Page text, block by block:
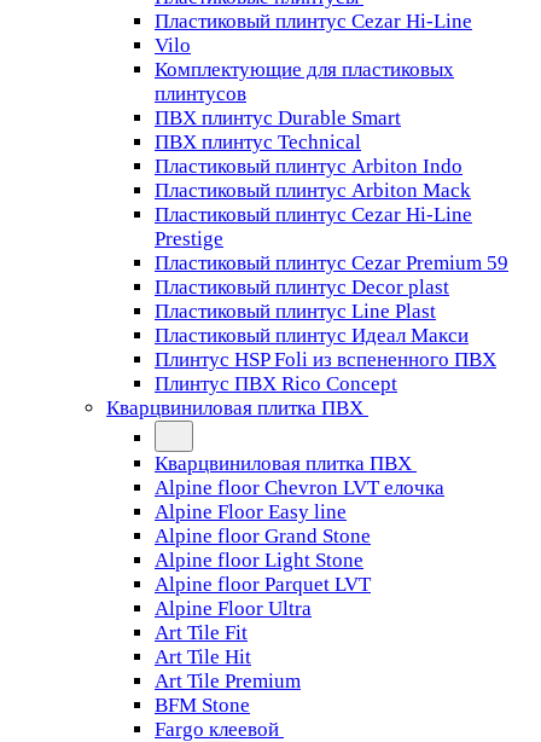
Пластиковый плинтус Cezar Hi-Line
Vilo
Комплектующие для пластиковых
плинтусов
ПВХ плинтус Durable Smart
ПВХ плинтус Technical
Пластиковый плинтус Arbiton Indo
Пластиковый плинтус Arbiton Mack
Пластиковый плинтус Cezar Hi-Line
Prestige
Пластиковый плинтус Cezar Premium 59
Пластиковый плинтус Decor plast
Пластиковый плинтус Line Plast
Пластиковый плинтус Идеал Макси
Плинтус HSP Foli из вспененного ПВХ
Плинтус ПВХ Rico Concept
Кварцвиниловая плитка ПВХ
Кварцвиниловая плитка ПВХ
Alpine floor Chevron LVT елочка
Alpine Floor Easy line
Alpine floor Grand Stone
Alpine floor Light Stone
Alpine floor Parquet LVT
Alpine Floor Ultra
Art Tile Fit
Art Tile Hit
Art Tile Premium
BFM Stone
Fargo клеевой